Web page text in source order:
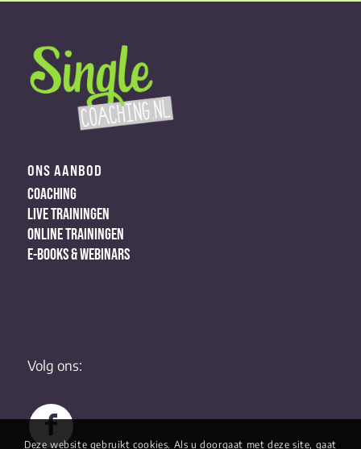
ONS AANBOD
COACHING
LIVE TRAININGEN
ONLINE TRAININGEN
E-BOOKS & WEBINARS
Volg ons:
Deze website gebruikt cookies. Als u doorgaat met deze site, gaat